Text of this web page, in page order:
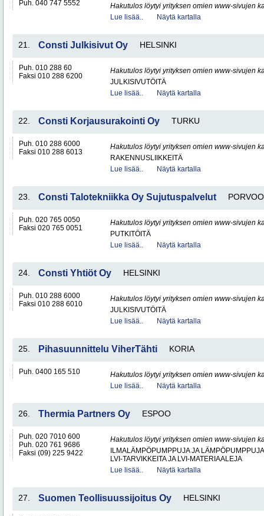
Puh. 040 747 5552
Hakutulos löytyi yrityksen omien www-sivujen
Lue lisää..
Näytä kartalla
21. Consti Julkisivut Oy HELSINKI
Puh. 010 288 60
Faksi 010 288 6200
Hakutulos löytyi yrityksen omien www-sivujen
JULKISIVUTÖITÄ
Lue lisää..
Näytä kartalla
22. Consti Korjausurakointi Oy TURKU
Puh. 010 288 6000
Faksi 010 288 6013
Hakutulos löytyi yrityksen omien www-sivujen
RAKENNUSLIIKKEITÄ
Lue lisää..
Näytä kartalla
23. Consti Talotekniikka Oy Sujutuspalvelut PORVOO
Puh. 020 765 0050
Faksi 020 765 0051
Hakutulos löytyi yrityksen omien www-sivujen
PUTKITÖITÄ
Lue lisää..
Näytä kartalla
24. Consti Yhtiöt Oy HELSINKI
Puh. 010 288 6000
Faksi 010 288 6010
Hakutulos löytyi yrityksen omien www-sivujen
JULKISIVUTÖITÄ
Lue lisää..
Näytä kartalla
25. Pihasuunnittelu ViherTähti KORIA
Puh. 0400 165 510
Hakutulos löytyi yrityksen omien www-sivujen
Lue lisää..
Näytä kartalla
26. Thermia Partners Oy ESPOO
Puh. 020 7010 600
Puh. 020 761 9686
Faksi (09) 225 9422
Hakutulos löytyi yrityksen omien www-sivujen
ILMALÄMPÖPUMPPUJA JA LÄMPÖPUMPPUJA
LVI-TARVIKKEITA JA LVI-MATERIAALEJA
Lue lisää..
Näytä kartalla
27. Suomen Teollisuussijoitus Oy HELSINKI